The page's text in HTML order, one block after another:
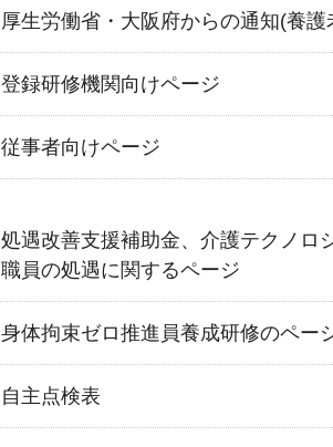
厚生労働省・大阪府からの通知(養護
登録研修機関向けページ
従事者向けページ
処遇改善支援補助金、介護テクノロ
職員の処遇に関するページ
身体拘束ゼロ推進員養成研修のペー
自主点検表